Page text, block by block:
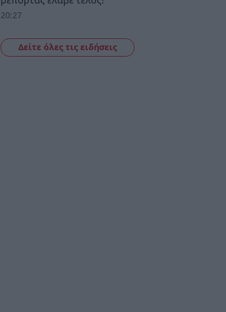
20:27
Δείτε όλες τις ειδήσεις